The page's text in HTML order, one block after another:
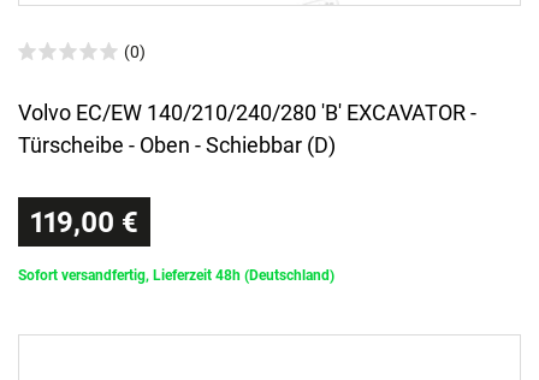
(0)
Volvo EC/EW 140/210/240/280 'B' EXCAVATOR -
Türscheibe - Oben - Schiebbar (D)
119,00 €
Sofort versandfertig, Lieferzeit 48h (Deutschland)